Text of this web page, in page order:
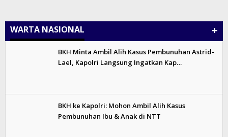
WARTA NASIONAL +
BKH Minta Ambil Alih Kasus Pembunuhan Astrid-
Lael, Kapolri Langsung Ingatkan Kap…
BKH ke Kapolri: Mohon Ambil Alih Kasus
Pembunuhan Ibu & Anak di NTT